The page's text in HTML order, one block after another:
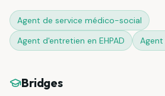
Agent de service médico-social
Agent d'entretien en EHPAD
Bridges